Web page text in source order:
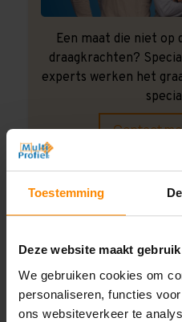
Toestemming
Deze website maakt
We gebruiken cookies om
personaliseren, functies
ons websiteverkeer te
Een maat die niet op
draagkrachten?
experts werken het
Contact
Montage